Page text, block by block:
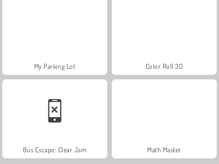
My Parking Lot Color Roll 3D
Bus Escape: Clear Jam Math Master